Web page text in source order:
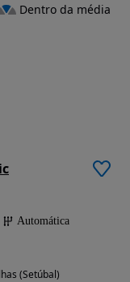
Automática
(Setúbal)
Dentro da média